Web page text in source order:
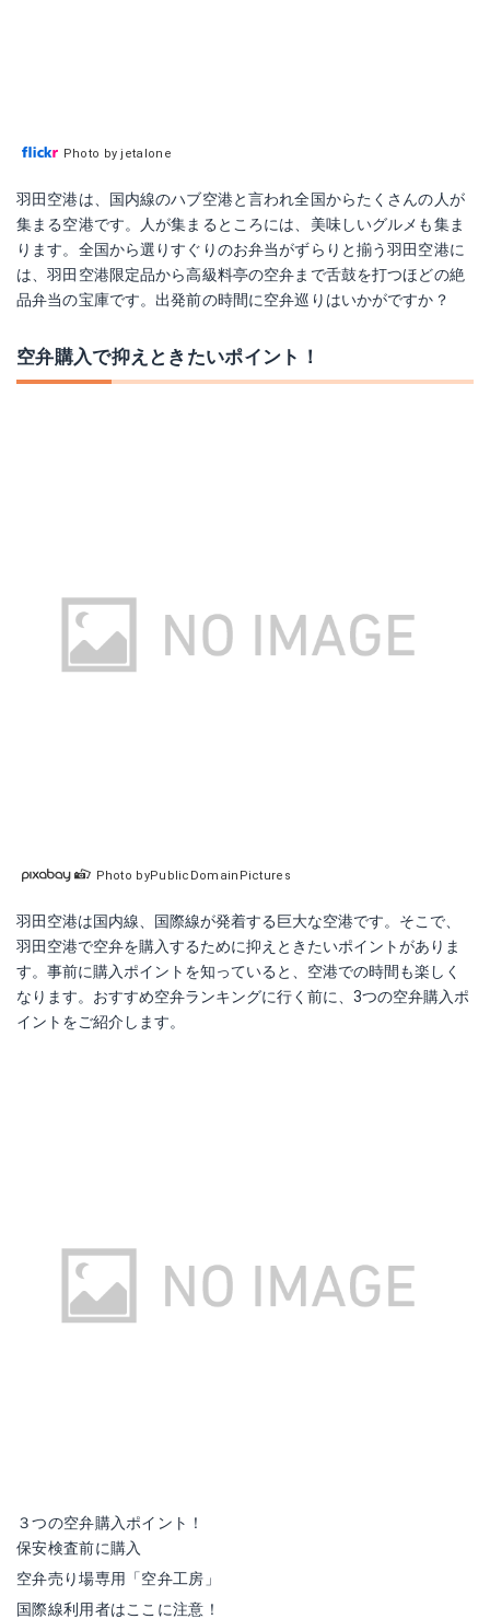
Photo by jetalone
羽田空港は、国内線のハブ空港と言われ全国からたくさんの人が
集まる空港です。人が集まるところには、美味しいグルメも集ま
ります。全国から選りすぐりのお弁当がずらりと揃う羽田空港に
は、羽田空港限定品から高級料亭の空弁まで舌鼓を打つほどの絶
品弁当の宝庫です。出発前の時間に空弁巡りはいかがですか？
空弁購入で抑えときたいポイント！
Photo byPublicDomainPictures
羽田空港は国内線、国際線が発着する巨大な空港です。そこで、
羽田空港で空弁を購入するために抑えときたいポイントがありま
す。事前に購入ポイントを知っていると、空港での時間も楽しく
なります。おすすめ空弁ランキングに行く前に、3つの空弁購入ポ
イントをご紹介します。
３つの空弁購入ポイント！
保安検査前に購入
空弁売り場専用「空弁工房」
国際線利用者はここに注意！